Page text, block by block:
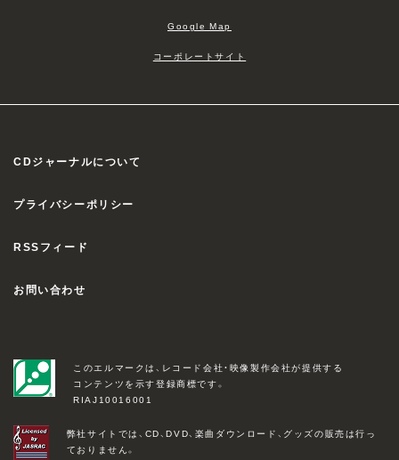
Google Map
コーポレートサイト
CDジャーナルについて
プライバシーポリシー
RSSフィード
お問い合わせ
このエルマークは、レコード会社・映像製作会社が提供する
コンテンツを示す登録商標です。
RIAJ10016001
弊社サイトでは、CD、DVD、楽曲ダウンロード、グッズの販売は行っ
ておりません。